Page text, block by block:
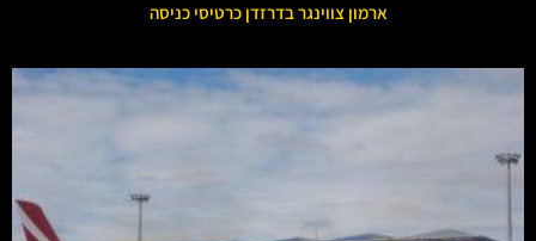
ארמון צווינגר בדרזדן כרטיסי כניסה